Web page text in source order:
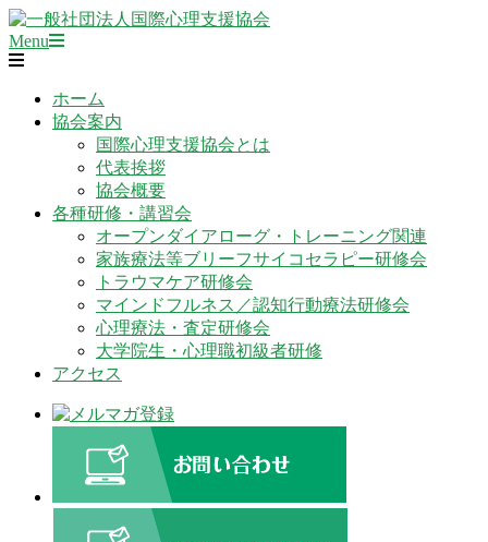
Skip
to
content
一
般
Primary
Navigation
Menu
ホーム
協会案内
国際心理支援協会とは
代表挨拶
協会概要
各種研修・講習会
オープンダイアローグ・トレーニング関連
家族療法等ブリーフサイコセラピー研修会
トラウマケア研修会
マインドフルネス／認知行動療法研修会
心理療法・査定研修会
大学院生・心理職初級者研修
アクセス